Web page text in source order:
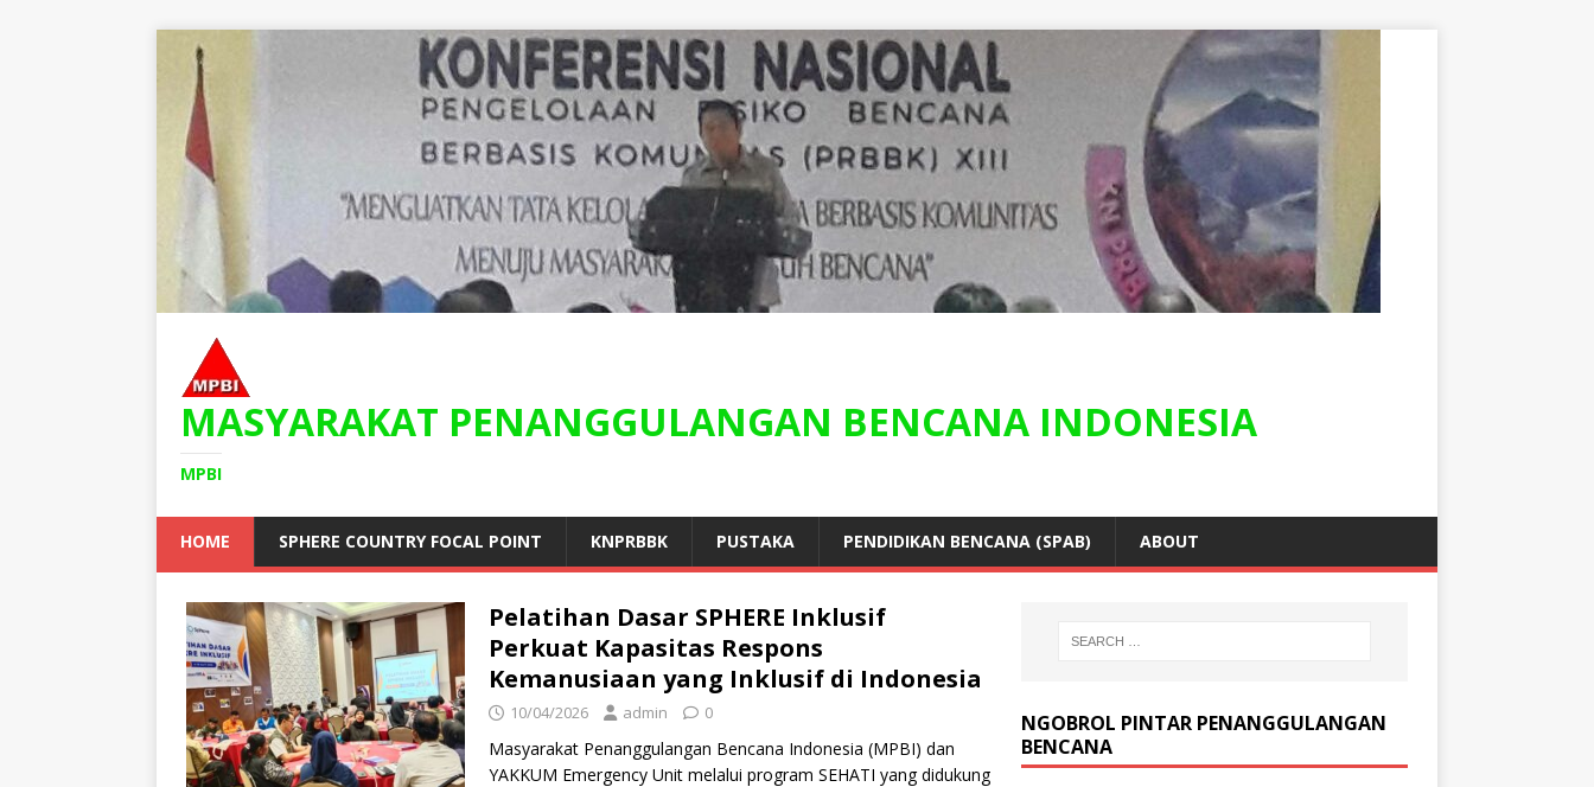
MASYARAKAT PENANGGULANGAN BENCANA INDONESIA
MPBI
HOME SPHERE COUNTRY FOCAL POINT KNPRBBK PUSTAKA PENDIDIKAN BENCANA (SPAB) ABOUT
Pelatihan Dasar SPHERE Inklusif
Perkuat Kapasitas Respons
Kemanusiaan yang Inklusif di Indonesia
10/04/2026 admin 0
Masyarakat Penanggulangan Bencana Indonesia (MPBI) dan
YAKKUM Emergency Unit melalui program SEHATI yang didukung
NGOBROL PINTAR PENANGGULANGAN
BENCANA